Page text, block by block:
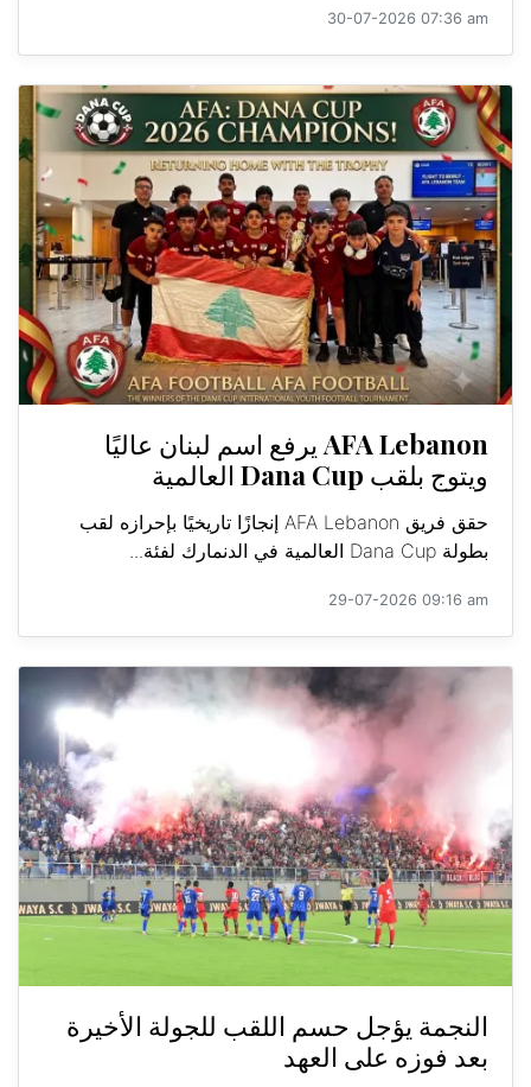
30-07-2026 07:36 am
AFA Lebanon يرفع اسم لبنان عاليًا
ويتوج بلقب Dana Cup العالمية
حقق فريق AFA Lebanon إنجازًا تاريخيًا بإحرازه لقب
بطولة Dana Cup العالمية في الدنمارك لفئة...
29-07-2026 09:16 am
النجمة يؤجل حسم اللقب للجولة الأخيرة
بعد فوزه على العهد